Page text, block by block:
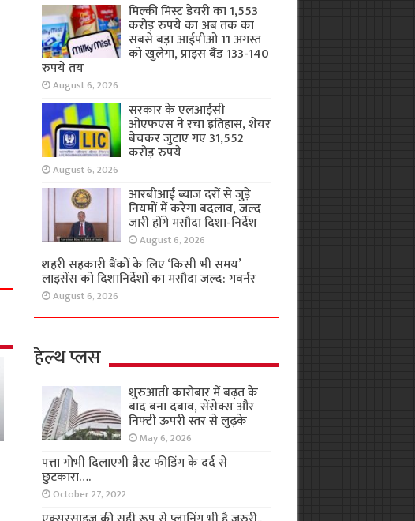
मिल्की मिस्ट डेयरी का 1,553
करोड़ रुपये का अब तक का
सबसे बड़ा आईपीओ 11 अगस्त
को खुलेगा, प्राइस बैंड 133-140
रुपये तय
August 6, 2026
सरकार के एलआईसी
ओएफएस ने रचा इतिहास, शेयर
बेचकर जुटाए गए 31,552
करोड़ रुपये
August 6, 2026
आरबीआई ब्याज दरों से जुड़े
नियमों में करेगा बदलाव, जल्द
जारी होंगे मसौदा दिशा-निर्देश
August 6, 2026
शहरी सहकारी बैंकों के लिए ‘किसी भी समय’
लाइसेंस को दिशानिर्देशों का मसौदा जल्द: गवर्नर
August 6, 2026
हेल्थ प्लस
शुरुआती कारोबार में बढ़त के
बाद बना दबाव, सेंसेक्स और
निफ्टी ऊपरी स्तर से लुढ़के
May 6, 2026
पत्ता गोभी दिलाएगी ब्रैस्ट फीडिंग के दर्द से
छुटकारा….
October 27, 2022